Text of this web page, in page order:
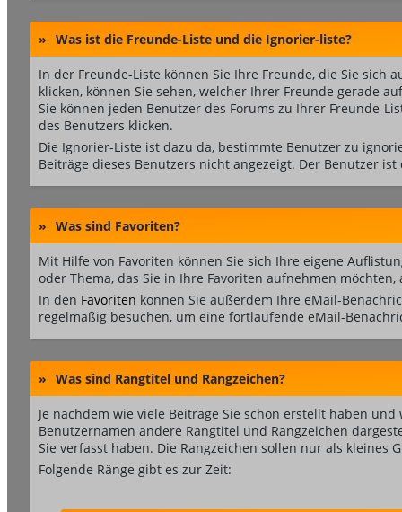
» Was ist die Freunde-Liste und die Ignorier-liste?
In der Freunde-Liste können Sie Ihre Freunde, die Sie
klicken, können Sie sehen, welcher Ihrer Freunde gerade
Sie können jeden Benutzer des Forums zu Ihrer Freunde-
des Benutzers klicken.
Die Ignorier-Liste ist dazu da, bestimmte Benutzer zu
Beiträge dieses Benutzers nicht angezeigt. Der Benutzer
» Was sind Favoriten?
Mit Hilfe von Favoriten können Sie sich Ihre eigene
oder Thema, das Sie in Ihre Favoriten aufnehmen
In den Favoriten können Sie außerdem Ihre eMail-
regelmäßig besuchen, um eine fortlaufende eMail-
» Was sind Rangtitel und Rangzeichen?
Je nachdem wie viele Beiträge Sie schon erstellt haben
Benutzernamen andere Rangtitel und Rangzeichen
Sie verfasst haben. Die Rangzeichen sollen nur als kleines
Folgende Ränge gibt es zur Zeit: